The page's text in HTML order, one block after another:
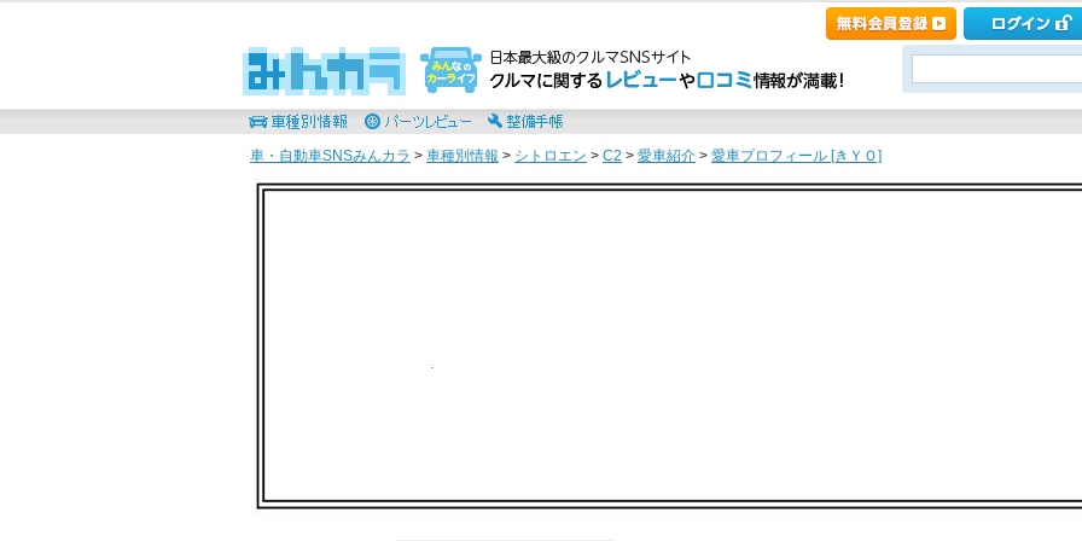
車・自動車SNSみんカラ > 車種別情報 > シトロエン > C2 > 愛車紹介 > 愛車プロフィール [きＹＯ]
.